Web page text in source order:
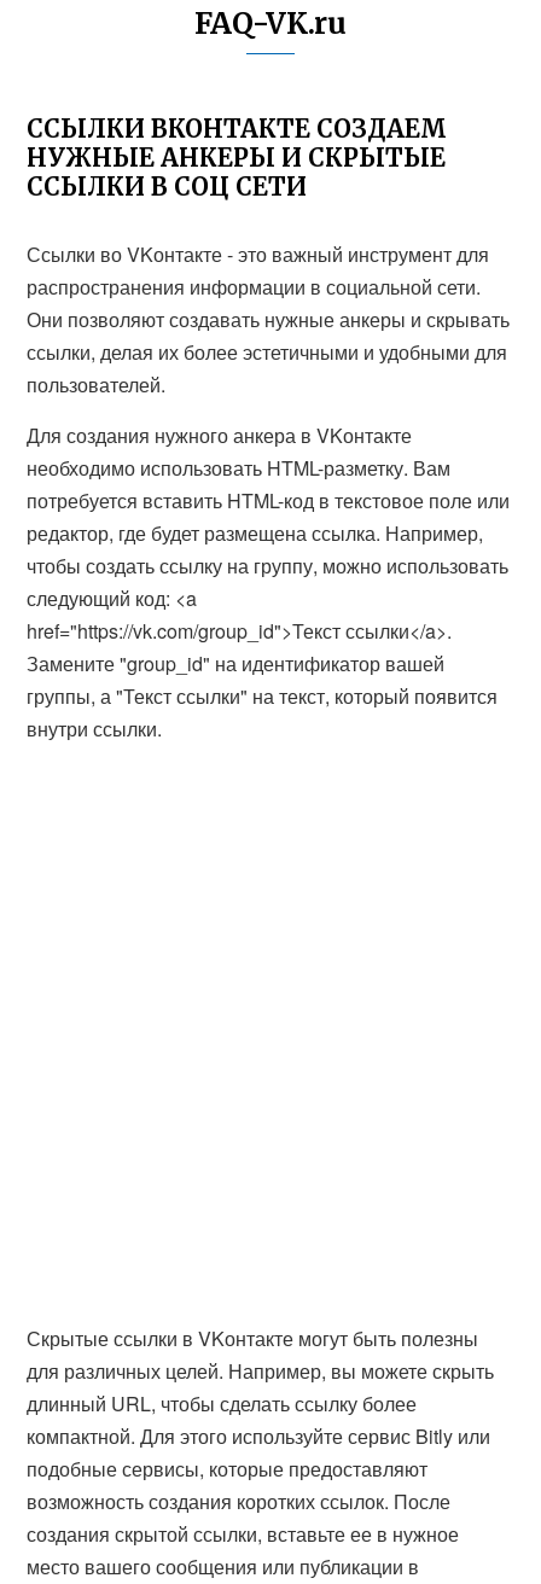
FAQ-VK.ru
ССЫЛКИ ВКОНТАКТЕ СОЗДАЕМ
НУЖНЫЕ АНКЕРЫ И СКРЫТЫЕ
ССЫЛКИ В СОЦ СЕТИ
Ссылки во VKонтакте - это важный инструмент для
распространения информации в социальной сети.
Они позволяют создавать нужные анкеры и скрывать
ссылки, делая их более эстетичными и удобными для
пользователей.
Для создания нужного анкера в VKонтакте
необходимо использовать HTML-разметку. Вам
потребуется вставить HTML-код в текстовое поле или
редактор, где будет размещена ссылка. Например,
чтобы создать ссылку на группу, можно использовать
следующий код: <a
href="https://vk.com/group_id">Текст ссылки</a>.
Замените "group_id" на идентификатор вашей
группы, а "Текст ссылки" на текст, который появится
внутри ссылки.
Скрытые ссылки в VKонтакте могут быть полезны
для различных целей. Например, вы можете скрыть
длинный URL, чтобы сделать ссылку более
компактной. Для этого используйте сервис Bitly или
подобные сервисы, которые предоставляют
возможность создания коротких ссылок. После
создания скрытой ссылки, вставьте ее в нужное
место вашего сообщения или публикации в